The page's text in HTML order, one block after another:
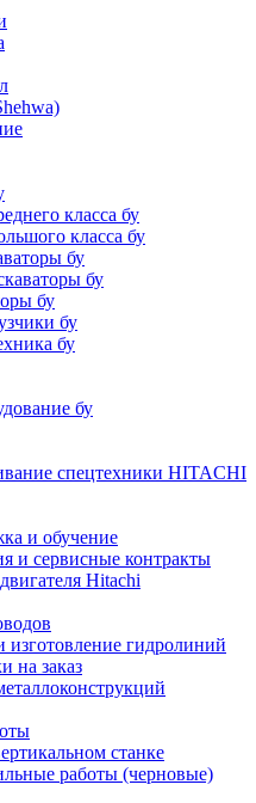
класса бу
класса бу
бу
бу
бу
бу
бу
бу
спецтехники HITACHI
и обучение
и сервисные контракты
Hitachi
изготовление гидролиний
на заказ
станке
работы (черновые)